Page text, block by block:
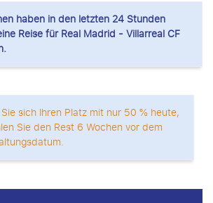
haben in den letzten 24 Stunden
Reise für Real Madrid - Villarreal CF
sich Ihren Platz mit nur 50 % heute,
Sie den Rest 6 Wochen vor dem